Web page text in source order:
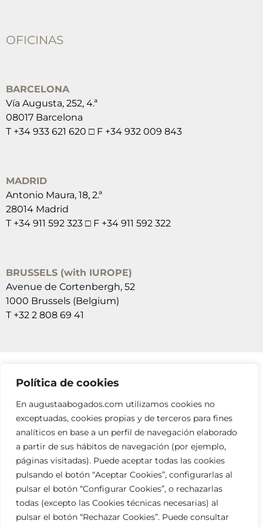
Política de cookies
En augustaabogados.com utilizamos cookies no
exceptuadas, cookies propias y de terceros para fines
analíticos en base a un perfil de navegación elaborado
a partir de sus hábitos de navegación (por ejemplo,
páginas visitadas). Puede aceptar todas las cookies
pulsando el botón “Aceptar Cookies”, configurarlas al
pulsar el botón “Configurar Cookies”, o rechazarlas
todas (excepto las Cookies técnicas necesarias) al
pulsar el botón “Rechazar Cookies”. Puede consultar
OFICINAS
BARCELONA
Vía Augusta, 252, 4.ª
08017 Barcelona
T +34 933 621 620 □ F +34 932 009 843
MADRID
Antonio Maura, 18, 2.ª
28014 Madrid
T +34 911 592 323 □ F +34 911 592 322
BRUSSELS (with IUROPE)
Avenue de Cortenbergh, 52
1000 Brussels (Belgium)
T +32 2 808 69 41
SUSCRÍBETE A NUESTRAS NEWSLETTERS
RELLENA EL FORMULARIO
info@augustaabogados.com